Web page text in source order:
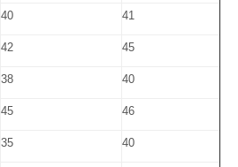
40 41
42 45
38 40
45 46
35 40